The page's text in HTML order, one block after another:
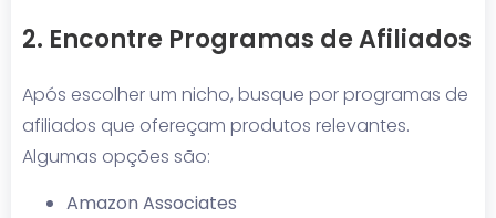
2. Encontre Programas de Afiliados
Após escolher um nicho, busque por programas de
afiliados que ofereçam produtos relevantes.
Algumas opções são:
Amazon Associates